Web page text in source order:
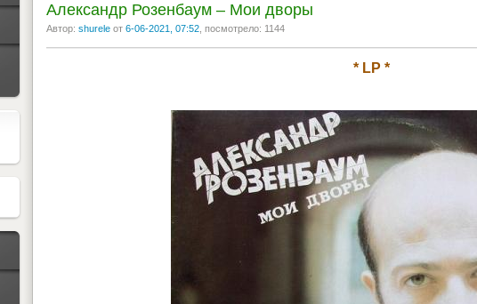
Александр Розенбаум ‎– Мои дворы
Автор: shurele от 6-06-2021, 07:52 , посмотрело: 1144
* LP *